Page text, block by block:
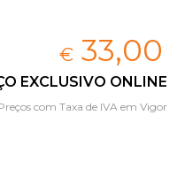
€ 33,00
EXCLUSIVO ONLINE
com Taxa de IVA em Vigor